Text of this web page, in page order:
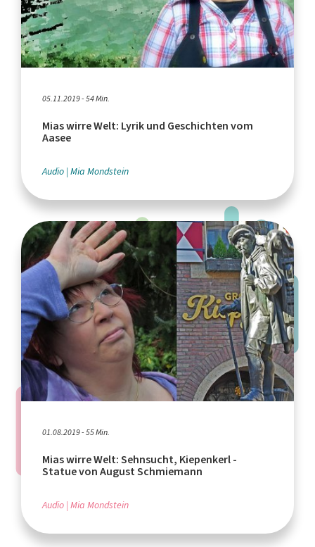
05.11.2019 - 54 Min.
Mias wirre Welt: Lyrik und Geschichten vom
Aasee
Audio Mia Mondstein
01.08.2019 - 55 Min.
Mias wirre Welt: Sehnsucht, Kiepenkerl -
Statue von August Schmiemann
Audio Mia Mondstein